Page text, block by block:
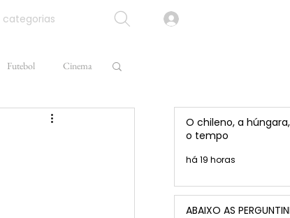
categorias
Futebol Cinema
O chileno, a
o tempo
há 19 horas
ABAIXO AS